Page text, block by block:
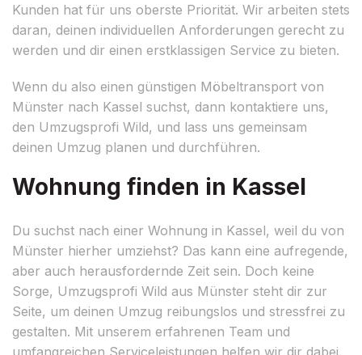
Kunden hat für uns oberste Priorität. Wir arbeiten stets
daran, deinen individuellen Anforderungen gerecht zu
werden und dir einen erstklassigen Service zu bieten.
Wenn du also einen günstigen Möbeltransport von
Münster nach Kassel suchst, dann kontaktiere uns,
den Umzugsprofi Wild, und lass uns gemeinsam
deinen Umzug planen und durchführen.
Wohnung finden in Kassel
Du suchst nach einer Wohnung in Kassel, weil du von
Münster hierher umziehst? Das kann eine aufregende,
aber auch herausfordernde Zeit sein. Doch keine
Sorge, Umzugsprofi Wild aus Münster steht dir zur
Seite, um deinen Umzug reibungslos und stressfrei zu
gestalten. Mit unserem erfahrenen Team und
umfangreichen Serviceleistungen helfen wir dir dabei,